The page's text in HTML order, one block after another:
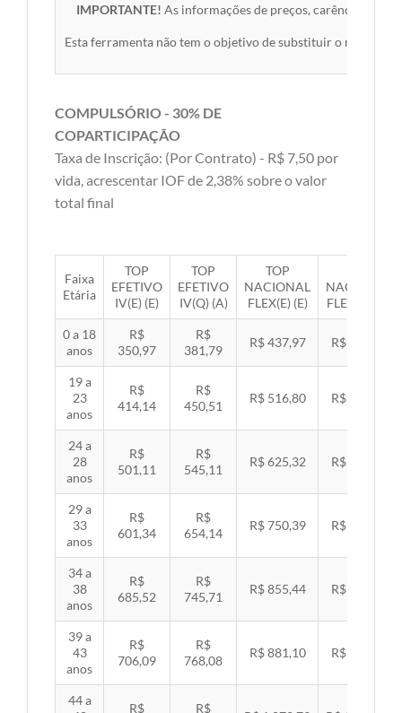
IMPORTANTE! As informações de preços, carências,
Esta ferramenta não tem o objetivo de substituir o material
COMPULSÓRIO - 30% DE
COPARTICIPAÇÃO
Taxa de Inscrição: (Por Contrato) - R$ 7,50 por
vida, acrescentar IOF de 2,38% sobre o valor
total final
Faixa
Etária
TOP
EFETIVO
IV(E) (E)
TOP
EFETIVO
IV(Q) (A)
TOP
NACIONAL
FLEX(E) (E)
NACIONAL
FLEX(Q) (A)
0 a 18
anos
R$
350,97
R$
381,79
R$ 437,97 R$ 451,33
19 a
23
anos
R$
414,14
R$
450,51
R$ 516,80 R$ 532,57
24 a
28
anos
R$
501,11
R$
545,11
R$ 625,32 R$ 644,40
29 a
33
anos
R$
601,34
R$
654,14
R$ 750,39 R$ 773,29
34 a
38
anos
R$
685,52
R$
745,71
R$ 855,44 R$ 881,54
39 a
43
anos
R$
706,09
R$
768,08
R$ 881,10 R$ 907,99
44 a
R$
R$